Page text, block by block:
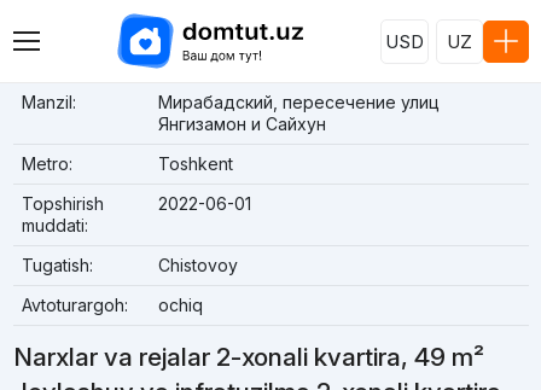
USD UZ
Manzil:
Мирабадский, пересечение улиц
Янгизамон и Сайхун
Metro:
Toshkent
Topshirish
muddati:
2022-06-01
Tugatish:
Chistovoy
Avtoturargoh:
ochiq
Narxlar va rejalar 2-xonali kvartira, 49 m²